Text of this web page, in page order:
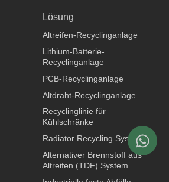
Lösung
Altreifen-Recyclinganlage
Lithium-Batterie-
Recyclinganlage
PCB-Recyclinganlage
Altdraht-Recyclinganlage
Recyclinglinie für
Kühlschränke
Radiator Recycling System
Alternativer Brennstoff aus
Altreifen (TDF) System